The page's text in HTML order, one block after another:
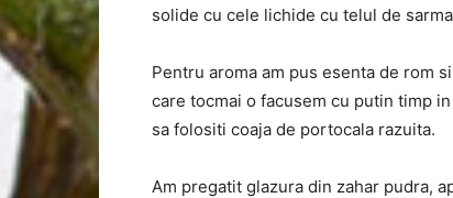
solide cu cele lichide cu telul de
Pentru aroma am pus esenta de rom
care tocmai o facusem cu putin timp
sa folositi coaja de portocala razuita.
Am pregatit glazura din zahar pudra,